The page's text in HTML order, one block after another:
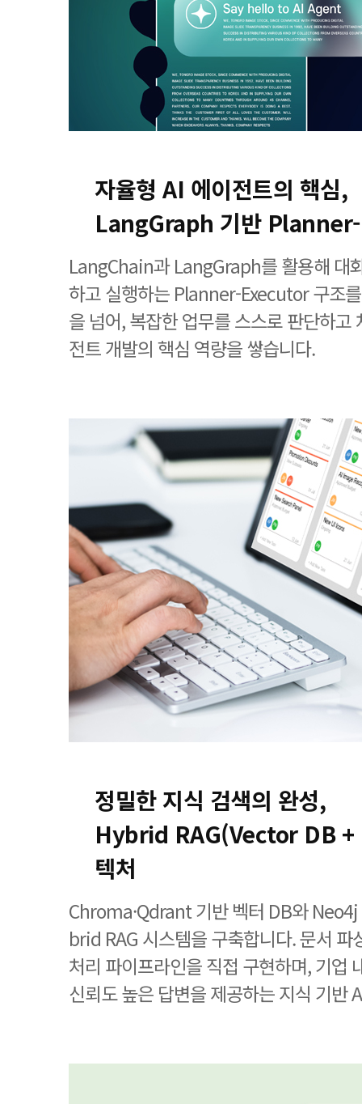
자율형 AI 에이전트의 핵심,
LangGraph 기반
LangChain과 LangGraph를 활용해 대
하고 실행하는 Planner-Executor 구조
을 넘어, 복잡한 업무를 스스로 판단하고
전트 개발의 핵심 역량을 쌓습니다.
정밀한 지식 검색의 완성,
Hybrid RAG(Vector DB +
텍처
Chroma·Qdrant 기반 벡터 DB와
brid RAG 시스템을 구축합니다. 문서 파
처리 파이프라인을 직접 구현하며, 기업
신뢰도 높은 답변을 제공하는 지식 기반